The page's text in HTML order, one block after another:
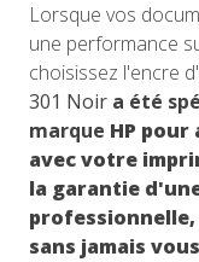
Lorsque vos
une performance
choisissez l'encre
301 Noir a été
marque HP pour
avec votre
la garantie
sans jamais